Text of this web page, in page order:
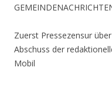
Zuerst Pressezensur
Abschuss der
Mobil